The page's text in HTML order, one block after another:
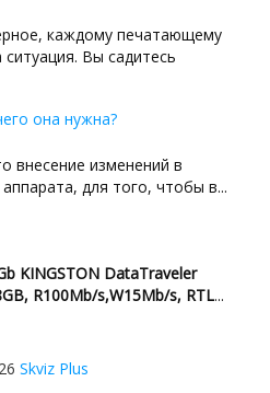
каждому печатающему
Вы садитесь
она нужна?
внесение изменений в
для того, чтобы в...
KINGSTON DataTraveler
R100Mb/s,W15Mb/s, RTL...
Skviz Plus